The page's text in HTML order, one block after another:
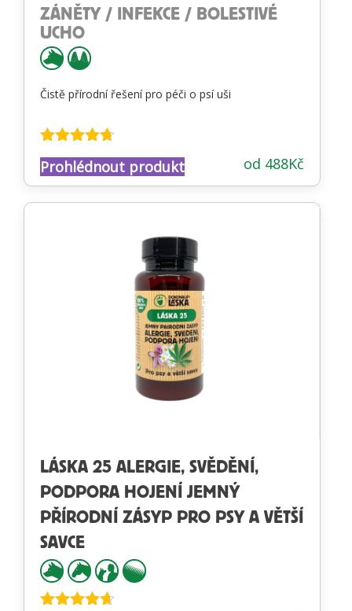
ZÁNĚTY / INFEKCE / BOLESTIVÉ
UCHO
Čistě přírodní řešení pro péči o psí uši
Hodnocení
4.64z 5 od 488Kč
Prohlédnout produkt
LÁSKA 25 ALERGIE, SVĚDĚNÍ,
PODPORA HOJENÍ JEMNÝ
PŘÍRODNÍ ZÁSYP PRO PSY A VĚTŠÍ
SAVCE